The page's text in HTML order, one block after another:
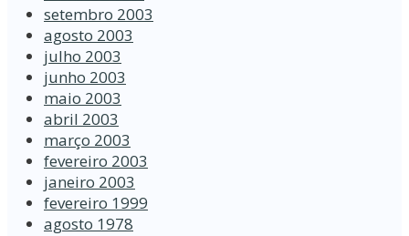
setembro 2003
agosto 2003
julho 2003
junho 2003
maio 2003
abril 2003
março 2003
fevereiro 2003
janeiro 2003
fevereiro 1999
agosto 1978